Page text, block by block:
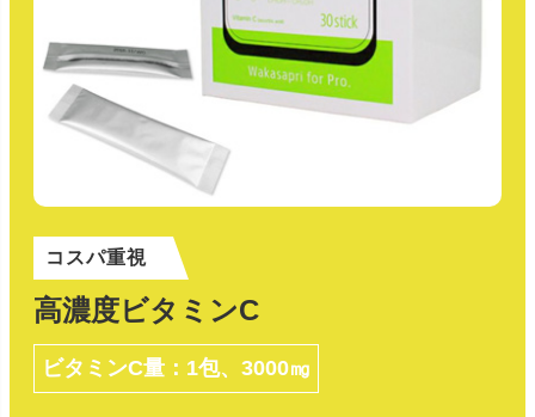
コスパ重視
高濃度ビタミンC
ビタミンC量：1包、3000㎎